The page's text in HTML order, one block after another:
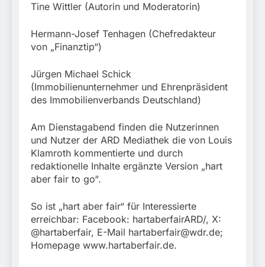
Tine Wittler (Autorin und Moderatorin)
Hermann-Josef Tenhagen (Chefredakteur
von „Finanztip“)
Jürgen Michael Schick
(Immobilienunternehmer und Ehrenpräsident
des Immobilienverbands Deutschland)
Am Dienstagabend finden die Nutzerinnen
und Nutzer der ARD Mediathek die von Louis
Klamroth kommentierte und durch
redaktionelle Inhalte ergänzte Version „hart
aber fair to go“.
So ist „hart aber fair“ für Interessierte
erreichbar: Facebook: hartaberfairARD/, X:
@hartaberfair, E-Mail hartaberfair@wdr.de;
Homepage www.hartaberfair.de.